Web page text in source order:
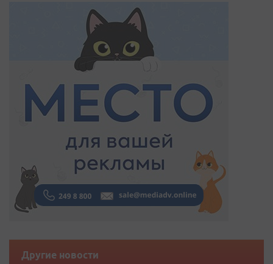
Другие новости